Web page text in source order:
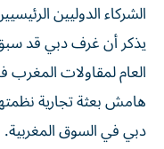
الشركاء الدوليين
يذكر أن غرف دبي قد سبق
العام لمقاولات
هامش بعثة تجارية
دبي في السوق المغربية.